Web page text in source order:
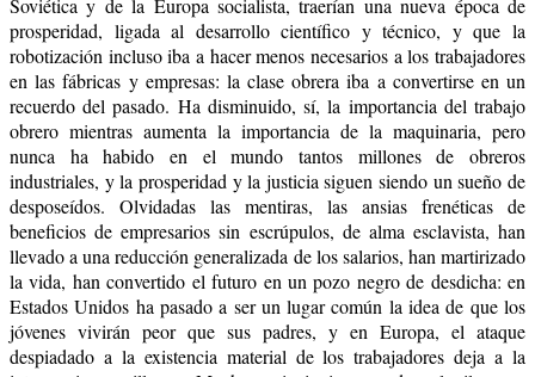
Soviética y de la Europa socialista, traerían una nueva época de
prosperidad, ligada al desarrollo científico y técnico, y que la
robotización incluso iba a hacer menos necesarios a los trabajadores
en las fábricas y empresas: la clase obrera iba a convertirse en un
recuerdo del pasado. Ha disminuido, sí, la importancia del trabajo
obrero mientras aumenta la importancia de la maquinaria, pero
nunca ha habido en el mundo tantos millones de obreros
industriales, y la prosperidad y la justicia siguen siendo un sueño de
desposeídos. Olvidadas las mentiras, las ansias frenéticas de
beneficios de empresarios sin escrúpulos, de alma esclavista, han
llevado a una reducción generalizada de los salarios, han martirizado
la vida, han convertido el futuro en un pozo negro de desdicha: en
Estados Unidos ha pasado a ser un lugar común la idea de que los
jóvenes vivirán peor que sus padres, y en Europa, el ataque
despiadado a la existencia material de los trabajadores deja a la